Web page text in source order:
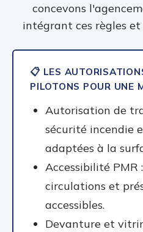
concevons
intégrant ces règles et
📋 LES
PILOTONS POUR UNE
Autorisation de
sécurité incendie
adaptées à la
Accessibilité PMR
circulations et
accessibles.
Devanture et